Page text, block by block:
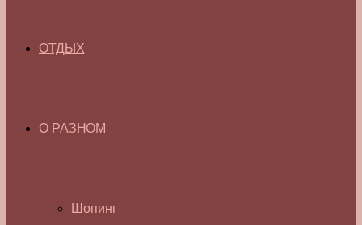
ОТДЫХ
О РАЗНОМ
Шопинг